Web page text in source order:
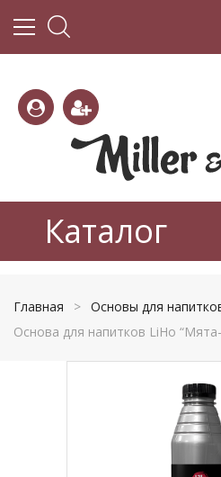
Каталог
Главная > Основы для
Основа для напитков LiHo